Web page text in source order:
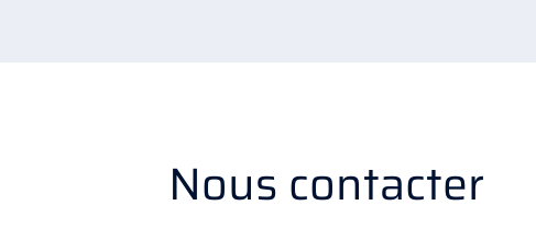
Nous contacter